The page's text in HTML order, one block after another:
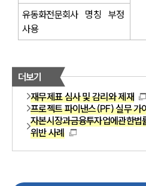
유동화전문회사 명칭 부정
사용
더보기
재무제표 심사 및 감리와 제재
프로젝트 파이낸스(PF) 실무 가
자본시장과금융투자업에관한법
위반 사례